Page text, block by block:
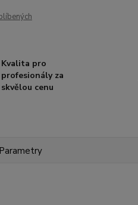
Kvalita pro
profesionály za
skvělou cenu
Parametry